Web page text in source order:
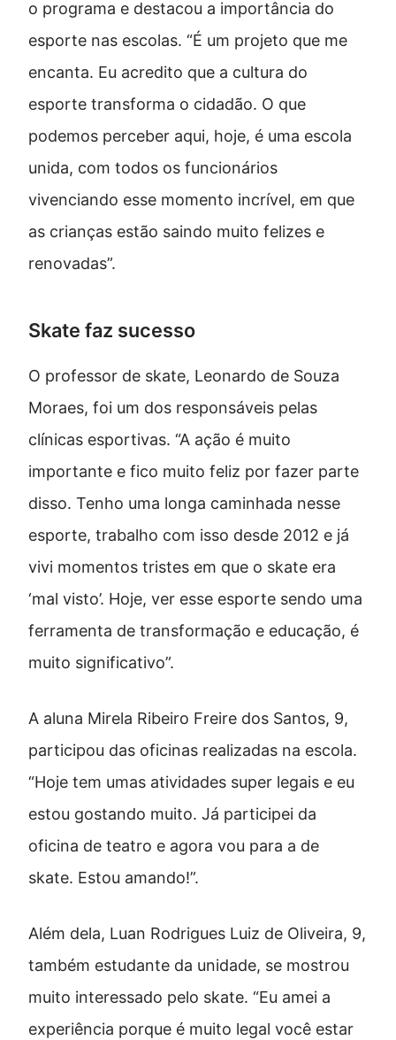
o programa e destacou a importância do
esporte nas escolas. “É um projeto que me
encanta. Eu acredito que a cultura do
esporte transforma o cidadão. O que
podemos perceber aqui, hoje, é uma escola
unida, com todos os funcionários
vivenciando esse momento incrível, em que
as crianças estão saindo muito felizes e
renovadas”.
Skate faz sucesso
O professor de skate, Leonardo de Souza
Moraes, foi um dos responsáveis pelas
clínicas esportivas. “A ação é muito
importante e fico muito feliz por fazer parte
disso. Tenho uma longa caminhada nesse
esporte, trabalho com isso desde 2012 e já
vivi momentos tristes em que o skate era
‘mal visto’. Hoje, ver esse esporte sendo uma
ferramenta de transformação e educação, é
muito significativo”.
A aluna Mirela Ribeiro Freire dos Santos, 9,
participou das oficinas realizadas na escola.
“Hoje tem umas atividades super legais e eu
estou gostando muito. Já participei da
oficina de teatro e agora vou para a de
skate. Estou amando!”.
Além dela, Luan Rodrigues Luiz de Oliveira, 9,
também estudante da unidade, se mostrou
muito interessado pelo skate. “Eu amei a
experiência porque é muito legal você estar